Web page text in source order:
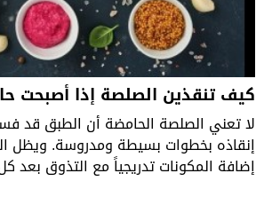
كيف تنقذين الصلصة إذا أصبحت
لا تعني الصلصة الحامضة أن الطبق قد
إنقاذه بخطوات بسيطة ومدروسة. ويظل
إضافة المكونات تدريجياً مع التذوق بعد